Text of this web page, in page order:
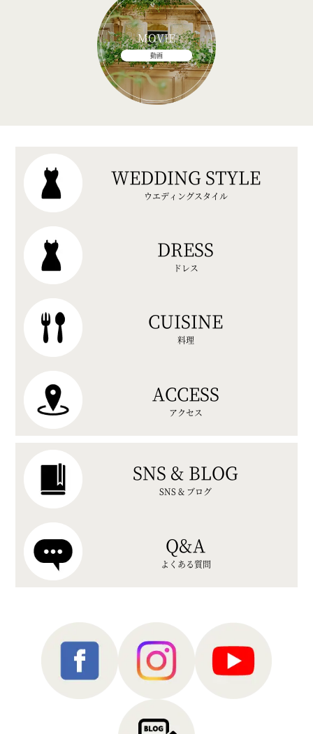
MOVIE
動画
WEDDING STYLE
ウエディングスタイル
DRESS
ドレス
CUISINE
料理
ACCESS
アクセス
SNS & BLOG
SNS & ブログ
Q&A
よくある質問